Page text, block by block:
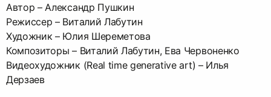
Автор – Александр Пушкин
Режиссер – Виталий Лабутин
Художник – Юлия Шереметова
Композиторы – Виталий Лабутин, Ева Червоненко
Видеохудожник (Real time generative art) – Илья
Дерзаев